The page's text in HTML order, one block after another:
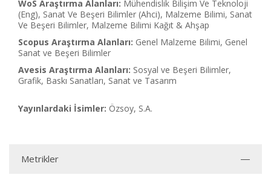
WoS Araştırma Alanları: Mühendislik Bilişim Ve Teknoloji
(Eng), Sanat Ve Beşeri Bilimler (Ahci), Malzeme Bilimi, Sanat
Ve Beşeri Bilimler, Malzeme Bilimi Kağıt & Ahşap
Scopus Araştırma Alanları: Genel Malzeme Bilimi, Genel
Sanat ve Beşeri Bilimler
Avesis Araştırma Alanları: Sosyal ve Beşeri Bilimler,
Grafik, Baskı Sanatları, Sanat ve Tasarım
Yayınlardaki İsimler: Özsoy, S.A.
Metrikler